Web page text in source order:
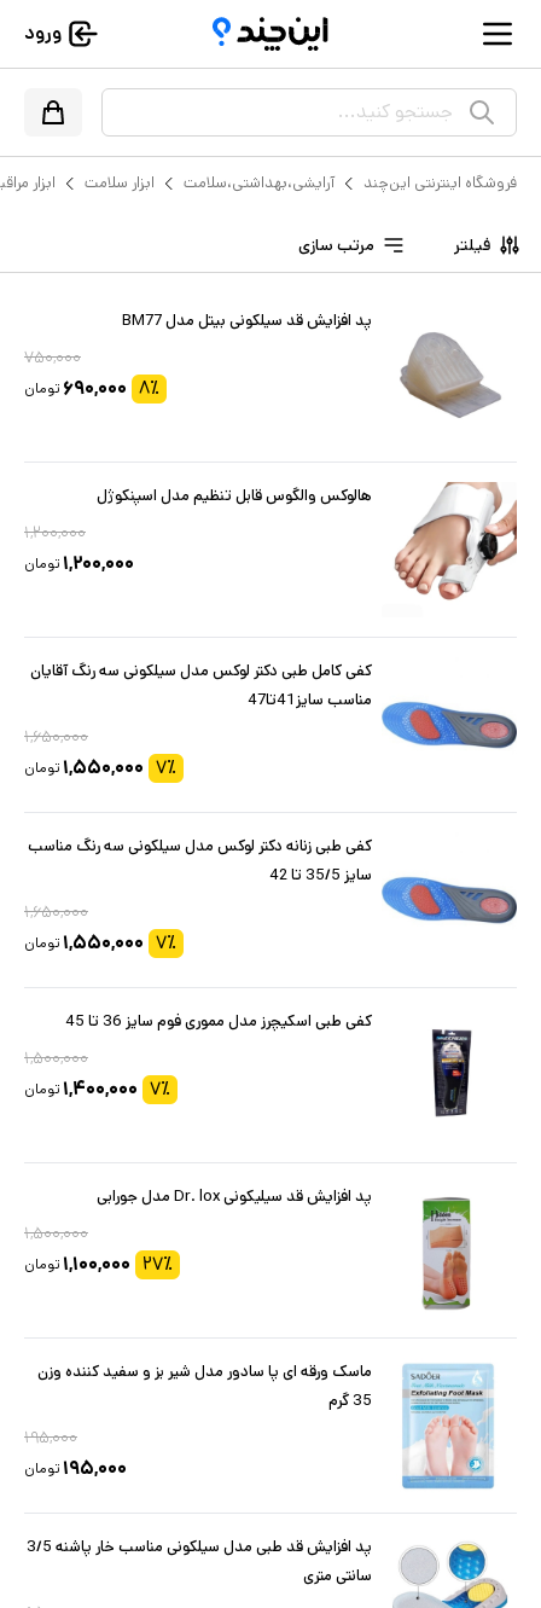
ورود
جستجو کنید...
فروشگاه اینترنتی این‌چند آرایشی،بهداشتی،سلامت ابزار سلامت ابزار
فیلتر مرتب سازی
پد افزایش قد سیلکونی بیتل مدل BM77
۷۵۰,۰۰۰
۸٪ ۶۹۰,۰۰۰ تومان
هالوکس والگوس قابل تنظیم مدل اسپنکوژل
۱,۲۰۰,۰۰۰
۱,۲۰۰,۰۰۰ تومان
کفی کامل طبی دکتر لوکس مدل سیلکونی سه رنگ آقایان
مناسب سایز41تا47
۱,۶۵۰,۰۰۰
۷٪ ۱,۵۵۰,۰۰۰ تومان
کفی طبی زنانه دکتر لوکس مدل سیلکونی سه رنگ مناسب
سایز 35/5 تا 42
۱,۶۵۰,۰۰۰
۷٪ ۱,۵۵۰,۰۰۰ تومان
کفی طبی اسکیچرز مدل مموری فوم سایز 36 تا 45
۱,۵۰۰,۰۰۰
۷٪ ۱,۴۰۰,۰۰۰ تومان
پد افزایش قد سیلیکونی Dr. lox مدل جورابی
۱,۵۰۰,۰۰۰
۲۷٪ ۱,۱۰۰,۰۰۰ تومان
ماسک ورقه ای پا سادور مدل شیر بز و سفید کننده وزن
35 گرم
۱۹۵,۰۰۰
۱۹۵,۰۰۰ تومان
پد افزایش قد طبی مدل سیلکونی مناسب خار پاشنه 3/5
سانتی متری